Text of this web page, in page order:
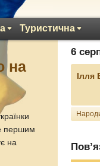
Туристична
на
першим
на
6
Ілля